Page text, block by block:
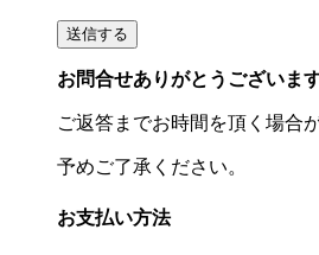
お問合せありがとうございます
ご返答までお時間を頂く場合
予めご了承ください。
お支払い方法